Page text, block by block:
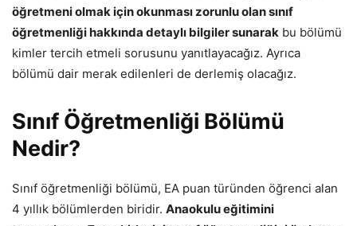
öğretmeni olmak için okunması zorunlu olan sınıf
öğretmenliği hakkında detaylı bilgiler sunarak bu bölümü
kimler tercih etmeli sorusunu yanıtlayacağız. Ayrıca
bölümü dair merak edilenleri de derlemiş olacağız.
Sınıf Öğretmenliği Bölümü
Nedir?
Sınıf öğretmenliği bölümü, EA puan türünden öğrenci alan
4 yıllık bölümlerden biridir. Anaokulu eğitimini